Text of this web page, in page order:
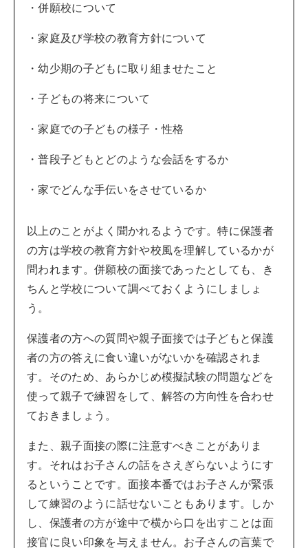
・併願校について
・家庭及び学校の教育方針について
・幼少期の子どもに取り組ませたこと
・子どもの将来について
・家庭での子どもの様子・性格
・普段子どもとどのような会話をするか
・家でどんな手伝いをさせているか
以上のことがよく聞かれるようです。特に保護者
の方は学校の教育方針や校風を理解しているかが
問われます。併願校の面接であったとしても、き
ちんと学校について調べておくようにしましょ
う。
保護者の方への質問や親子面接では子どもと保護
者の方の答えに食い違いがないかを確認されま
す。そのため、あらかじめ模擬試験の問題などを
使って親子で練習をして、解答の方向性を合わせ
ておきましょう。
また、親子面接の際に注意すべきことがありま
す。それはお子さんの話をさえぎらないようにす
るということです。面接本番ではお子さんが緊張
して練習のように話せないこともあります。しか
し、保護者の方が途中で横から口を出すことは面
接官に良い印象を与えません。お子さんの言葉で